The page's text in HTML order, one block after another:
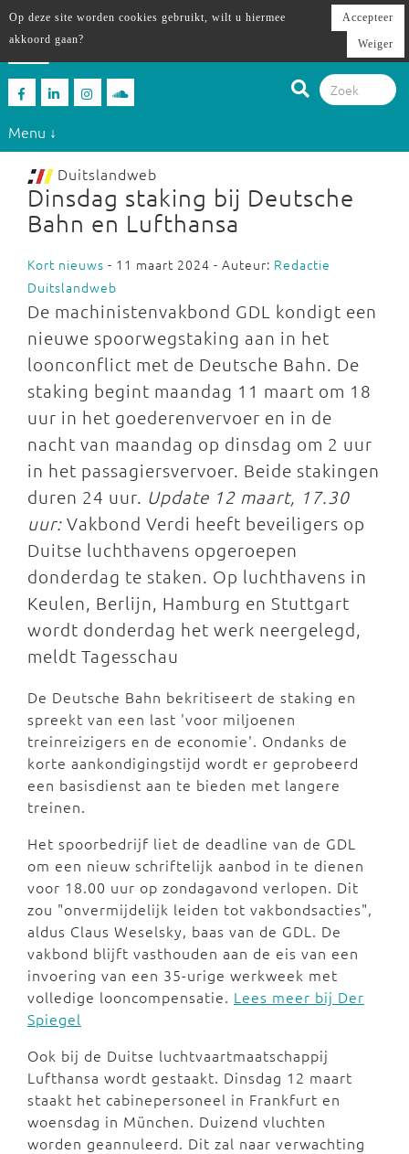
Menu ↓
Duitslandweb
Dinsdag staking bij Deutsche
Bahn en Lufthansa
Kort nieuws - 11 maart 2024 - Auteur: Redactie
Duitslandweb
De machinistenvakbond GDL kondigt een
nieuwe spoorwegstaking aan in het
loonconflict met de Deutsche Bahn. De
staking begint maandag 11 maart om 18
uur in het goederenvervoer en in de
nacht van maandag op dinsdag om 2 uur
in het passagiersvervoer. Beide stakingen
duren 24 uur. Update 12 maart, 17.30
uur: Vakbond Verdi heeft beveiligers op
Duitse luchthavens opgeroepen
donderdag te staken. Op luchthavens in
Keulen, Berlijn, Hamburg en Stuttgart
wordt donderdag het werk neergelegd,
meldt Tagesschau
De Deutsche Bahn bekritiseert de staking en
spreekt van een last 'voor miljoenen
treinreizigers en de economie'. Ondanks de
korte aankondigingstijd wordt er geprobeerd
een basisdienst aan te bieden met langere
treinen.
Het spoorbedrijf liet de deadline van de GDL
om een nieuw schriftelijk aanbod in te dienen
voor 18.00 uur op zondagavond verlopen. Dit
zou "onvermijdelijk leiden tot vakbondsacties",
aldus Claus Weselsky, baas van de GDL. De
vakbond blijft vasthouden aan de eis van een
invoering van een 35-urige werkweek met
volledige looncompensatie. Lees meer bij Der
Spiegel
Ook bij de Duitse luchtvaartmaatschappij
Lufthansa wordt gestaakt. Dinsdag 12 maart
staakt het cabinepersoneel in Frankfurt en
woensdag in München. Duizend vluchten
worden geannuleerd. Dit zal naar verwachting
Op deze site worden cookies gebruikt, wilt u hiermee
akkoord gaan?
Accepteer
Weiger